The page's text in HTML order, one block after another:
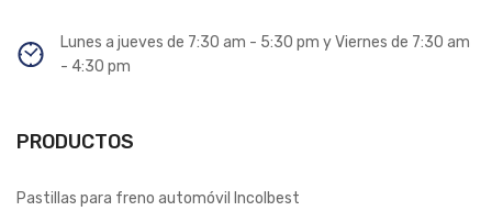
Lunes a jueves de 7:30 am - 5:30 pm y Viernes de 7:30 am
- 4:30 pm
PRODUCTOS
Pastillas para freno automóvil Incolbest